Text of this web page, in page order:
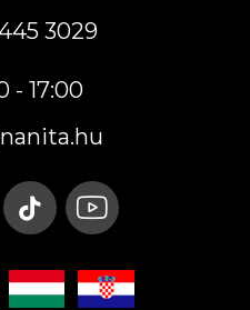
3029
- 17:00
nanita.hu